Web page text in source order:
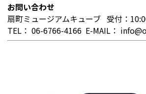
お問い合わせ
扇町ミュージアムキューブ 受付：
TEL： 06-6766-4166 E-MAIL：